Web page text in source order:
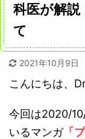
科医が解
て
2021年10月9日
こんにちは、
今回は2020/
いるマンガ「